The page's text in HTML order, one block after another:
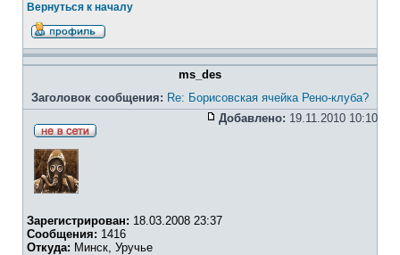
Вернуться к началу
ms_des
Заголовок сообщения: Re: Борисовская ячейка Рено-клуба?
Добавлено: 19.11.2010 10:10
Зарегистрирован: 18.03.2008 23:37
Сообщения: 1416
Откуда: Минск, Уручье